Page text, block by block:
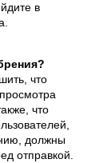
в
что
что
должны
отправкой.